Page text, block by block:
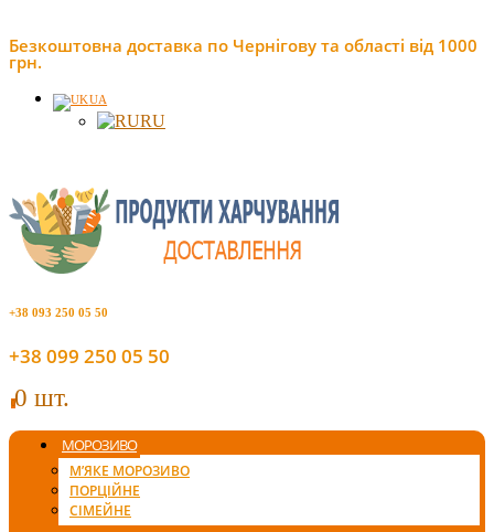
Безкоштовна доставка по Чернігову та області від 1000
грн.
UA
RU
+38 093 250 05 50
+38 099 250 05 50
00 шт.
МОРОЗИВО
М’ЯКЕ МОРОЗИВО
ПОРЦІЙНЕ
СІМЕЙНЕ